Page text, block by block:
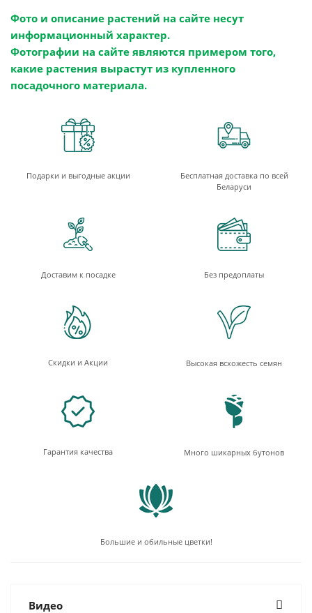
Фото и описание растений на сайте несут
информационный характер.
Фотографии на сайте являются примером того,
какие растения вырастут из купленного
посадочного материала.
Подарки и выгодные акции
Бесплатная доставка по всей
Беларуси
Доставим к посадке Без предоплаты
Скидки и Акции Высокая всхожесть семян
Гарантия качества Много шикарных бутонов
Большие и обильные цветки!
Видео